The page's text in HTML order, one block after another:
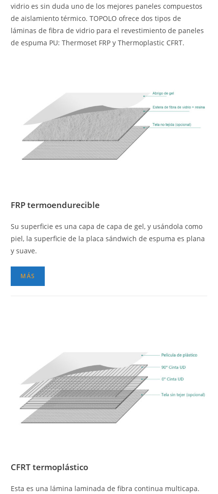
vidrio es sin duda uno de los mejores paneles compuestos
de aislamiento térmico. TOPOLO ofrece dos tipos de
láminas de fibra de vidrio para el revestimiento de paneles
de espuma PU: Thermoset FRP y Thermoplastic CFRT.
FRP termoendurecible
Su superficie es una capa de capa de gel, y usándola como
piel, la superficie de la placa sándwich de espuma es plana
y suave.
MÁS
CFRT termoplástico
Esta es una lámina laminada de fibra continua multicapa.